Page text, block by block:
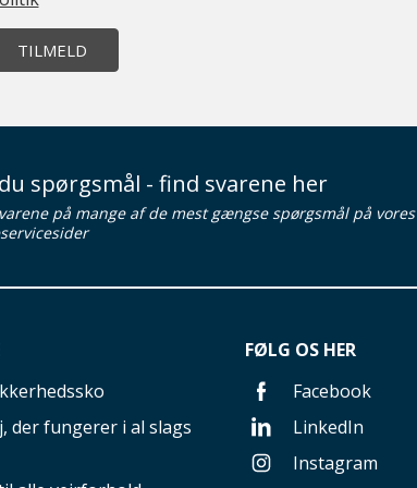
TILMELD
spørgsmål - find svarene her
på mange af de mest gængse spørgsmål på vores
der fungerer i al slags
FØLG OS HER
Facebook
LinkedIn
Instagram